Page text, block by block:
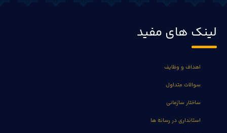
لینک های مفید
اهداف و وظایف
سوالات متداول
ساختار سازمانی
استانداری در رسانه ها